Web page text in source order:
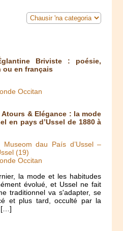
Briviste : poésie,
ou en français
Occitan
& Elégance : la mode
en pays d’Ussel de 1880 à
dau País d’Ussel –
(19)
Occitan
la mode et les habitudes
évolué, et Ussel ne fait
traditionnel va s'adapter, se
et plus tard, occulté par la
[…]